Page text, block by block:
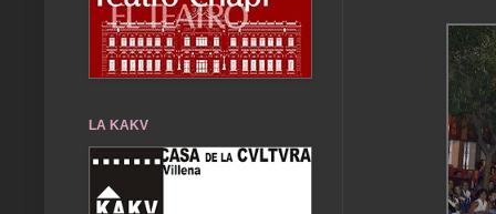
LA KAKV